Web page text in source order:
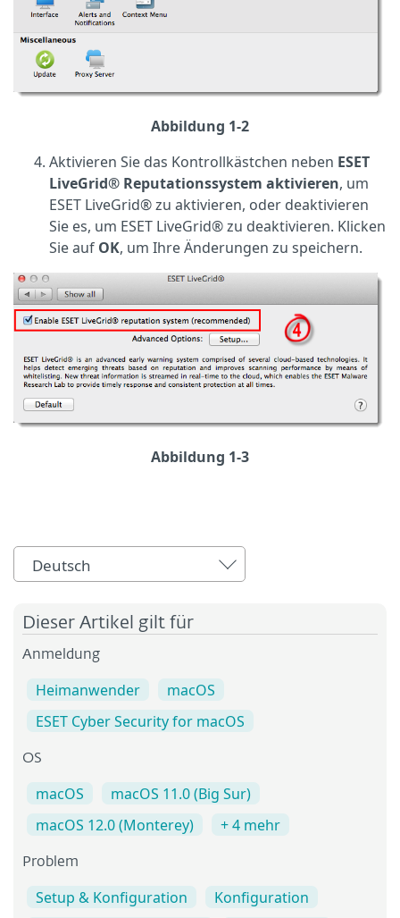
Abbildung 1-2
Aktivieren Sie das Kontrollkästchen neben ESET
LiveGrid® Reputationssystem aktivieren, um
ESET LiveGrid® zu aktivieren, oder deaktivieren
Sie es, um ESET LiveGrid® zu deaktivieren. Klicken
Sie auf OK, um Ihre Änderungen zu speichern.
Abbildung 1-3
Deutsch
Dieser Artikel gilt für
Anmeldung
Heimanwender
macOS
ESET Cyber Security for macOS
OS
macOS
macOS 11.0 (Big Sur)
macOS 12.0 (Monterey)
+ 4 mehr
Problem
Setup & Konfiguration
Konfiguration